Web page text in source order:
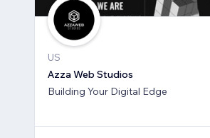
US
Azza Web Studios
Building Your Digital Edge